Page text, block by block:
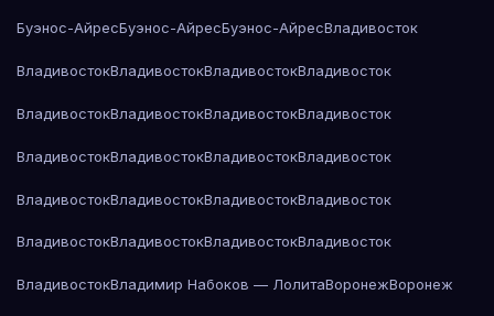
Буэнос-АйресБуэнос-АйресБуэнос-АйресВладивосток
ВладивостокВладивостокВладивостокВладивосток
ВладивостокВладивостокВладивостокВладивосток
ВладивостокВладивостокВладивостокВладивосток
ВладивостокВладивостокВладивостокВладивосток
ВладивостокВладивостокВладивостокВладивосток
ВладивостокВладимир Набоков — ЛолитаВоронежВоронеж